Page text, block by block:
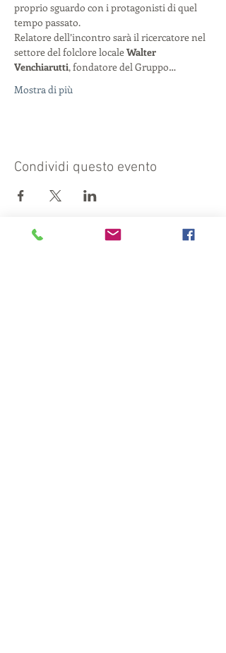
proprio sguardo con i protagonisti di quel
tempo passato.
Relatore dell’incontro sarà il ricercatore nel
settore del folclore locale Walter
Venchiarutti, fondatore del Gruppo…
Mostra di più
Condividi questo evento